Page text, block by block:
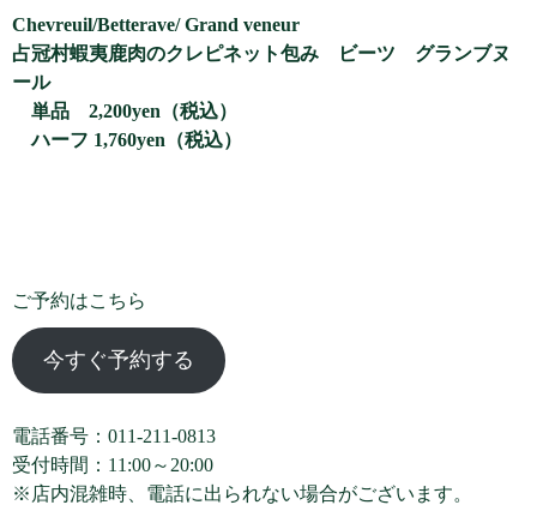
Chevreuil/Betterave/ Grand veneur
占冠村蝦夷鹿肉のクレピネット包み ビーツ グランブヌ
ール
単品 2,200yen（税込）
ハーフ 1,760yen（税込）
ご予約はこちら
今すぐ予約する
電話番号：011-211-0813
受付時間：11:00～20:00
※店内混雑時、電話に出られない場合がございます。